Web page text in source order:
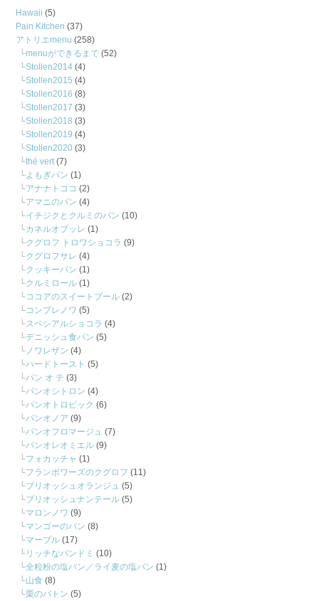
Hawaii (5)
Pain Kitchen (37)
アトリエmenu (258)
menuができるまで (52)
Stollen2014 (4)
Stollen2015 (4)
Stollen2016 (8)
Stollen2017 (3)
Stollen2018 (3)
Stollen2019 (4)
Stollen2020 (3)
thé vert(7)
よもぎパン (1)
アナナトココ (2)
アマニのパン (4)
イチジクとクルミのパン (10)
カネルオブッレ (1)
クグロフ トロワショコラ (9)
クグロフサレ (4)
クッキーパン (1)
クルミロール (1)
ココアのスイートブール (2)
コンプレノワ (5)
スペシアルショコラ (4)
デニッシュ食パン (5)
ノワレザン (4)
ハードトースト (5)
パン オ テ (3)
パンオシトロン (4)
パンオトロピック (6)
パンオノア (9)
パンオフロマージュ (7)
パンオレオミエル (9)
フォカッチャ (1)
フランボワーズのクグロフ (11)
ブリオッシュオランジュ (5)
ブリオッシュナンテール (5)
マロンノワ (9)
マンゴーのパン (8)
マーブル (17)
リッチなパンドミ (10)
全粒粉の塩パン／ライ麦の塩パン (1)
山食 (8)
栗のバトン (5)